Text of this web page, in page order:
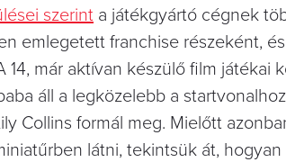
szerint a játékgyártó cégnek
emlegetett franchise részeként,
már aktívan készülő film játékai
áll a legközelebb a
Collins formál meg. Mielőtt
látni, tekintsük át, hogyan